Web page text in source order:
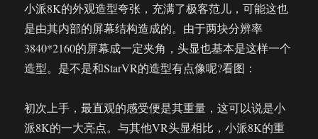
小派8K的外观造型夸张，充满了极客范儿，可能这也
是由其内部的屏幕结构造成的。由于两块分辨率
3840*2160的屏幕成一定夹角，头显也基本是这样一个
造型。是不是和StarVR的造型有点像呢?看图：
初次上手，最直观的感受便是其重量，这可以说是小
派8K的一大亮点。与其他VR头显相比，小派8K的重